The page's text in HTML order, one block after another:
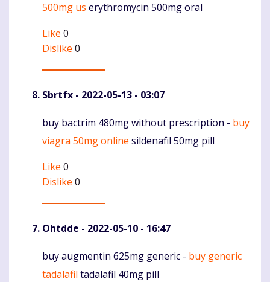
500mg us erythromycin 500mg oral
Like 0
Dislike 0
Sbrtfx - 2022-05-13 - 03:07
Komentaras
buy bactrim 480mg without prescription - buy
viagra 50mg online sildenafil 50mg pill
Like 0
Dislike 0
Ohtdde - 2022-05-10 - 16:47
Komentaras
buy augmentin 625mg generic - buy generic
tadalafil tadalafil 40mg pill